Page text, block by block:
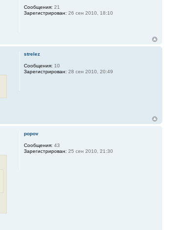
Сообщения: 21
Зарегистрирован: 26 сен 2010, 18:10
strelez
Сообщения: 10
Зарегистрирован: 28 сен 2010, 20:49
popov
Сообщения: 43
Зарегистрирован: 25 сен 2010, 21:30